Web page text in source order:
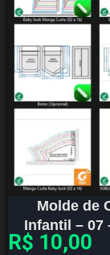
Molde de
Infantil – 07
R$ 10,00